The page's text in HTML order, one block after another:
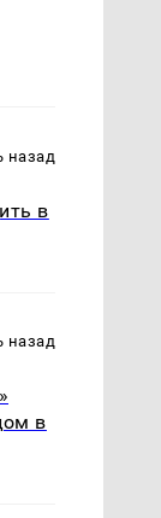
эту
назад
в
назад
в